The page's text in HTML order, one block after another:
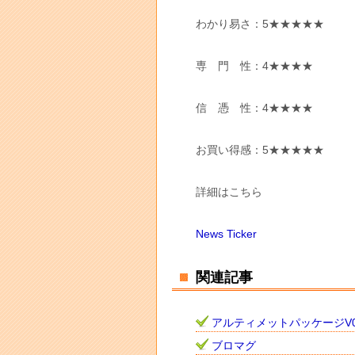
わかり易さ：5★★★★★
専 門 性：4★★★★
信 憑 性：4★★★★
お買い得感：5★★★★★
詳細はこちら
News Ticker
関連記事
アルティメットパッケージ
ブロマグ